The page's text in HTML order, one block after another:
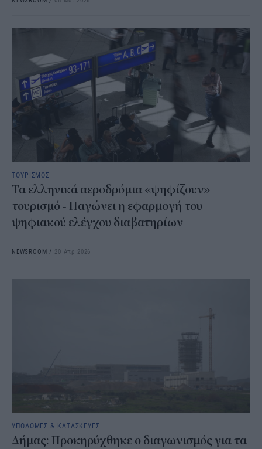
ΤΟΥΡΙΣΜΟΣ
Τα ελληνικά αεροδρόμια «ψηφίζουν»
τουρισμό - Παγώνει η εφαρμογή του
ψηφιακού ελέγχου διαβατηρίων
NEWSROOM / 20 Απρ 2026
ΥΠΟΔΟΜΕΣ & ΚΑΤΑΣΚΕΥΕΣ
Δήμας: Προκηρύχθηκε ο διαγωνισμός για τα